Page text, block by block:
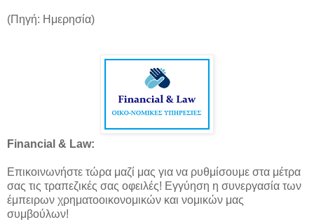
(Πηγή: Ημερησία)
Financial & Law:
Επικοινωνήστε τώρα μαζί μας για να ρυθμίσουμε στα μέτρα
σας τις τραπεζικές σας οφειλές! Εγγύηση η συνεργασία των
έμπειρων χρηματοοικονομικών και νομικών μας
συμβούλων!